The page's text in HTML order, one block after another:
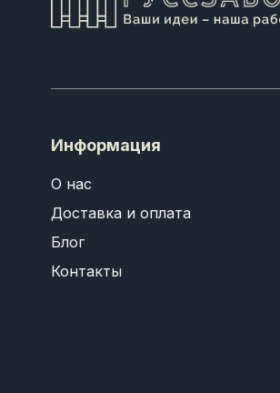
Информация
О нас
Доставка и оплата
Блог
Контакты